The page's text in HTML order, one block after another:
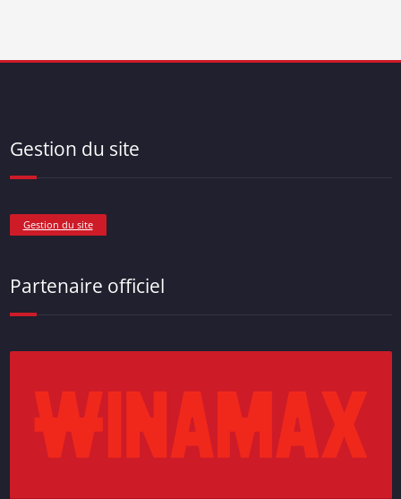
Gestion du site
Gestion du site
Partenaire officiel